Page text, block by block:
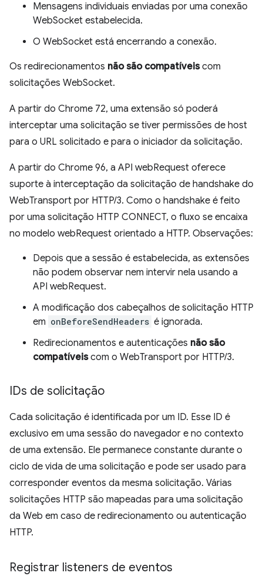
Mensagens individuais enviadas por uma conexão
WebSocket estabelecida.
O WebSocket está encerrando a conexão.
Os redirecionamentos não são compatíveiscom
solicitações WebSocket.
A partir do Chrome 72, uma extensão só poderá
interceptar uma solicitação se tiver permissões de host
para o URL solicitado e para o iniciador da solicitação.
A partir do Chrome 96, a API webRequest oferece
suporte à interceptação da solicitação de handshake do
WebTransport por HTTP/3. Como o handshake é feito
por uma solicitação HTTP CONNECT, o fluxo se encaixa
no modelo webRequest orientado a HTTP. Observações:
Depois que a sessão é estabelecida, as extensões
não podem observar nem intervir nela usando a
API webRequest.
A modificação dos cabeçalhos de solicitação HTTP
em onBeforeSendHeaders é ignorada.
Redirecionamentos e autenticações não são
compatíveiscom o WebTransport por HTTP/3.
IDs de solicitação
Cada solicitação é identificada por um ID. Esse ID é
exclusivo em uma sessão do navegador e no contexto
de uma extensão. Ele permanece constante durante o
ciclo de vida de uma solicitação e pode ser usado para
corresponder eventos da mesma solicitação. Várias
solicitações HTTP são mapeadas para uma solicitação
da Web em caso de redirecionamento ou autenticação
HTTP.
Registrar listeners de eventos